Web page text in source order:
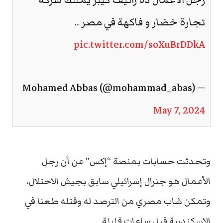
تجارة خضار و فاكهة في مصر ..
pic.twitter.com/soXuBrDDkA
— Mohamed Abbas (@mohammad_abas)
May 7, 2024
وتحدثت حسابات بمنصة “إكس” عن أن رجل
الأعمال هو جنرال إسرائيلي سابق بجيش الاحتلال،
وتمكن شاب مصري من الترصد له وقتله طعنا في